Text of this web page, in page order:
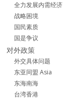
全力发展内需经济
战略困境
国民素质
国是争议
对外政策
外交具体问题
东亚同盟 Asia
东海南海
台湾香港